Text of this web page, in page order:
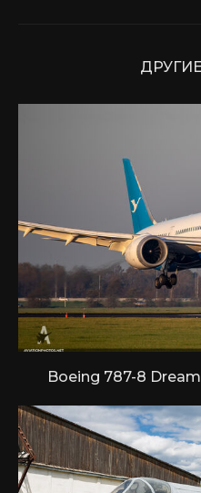
Boeing 787-8